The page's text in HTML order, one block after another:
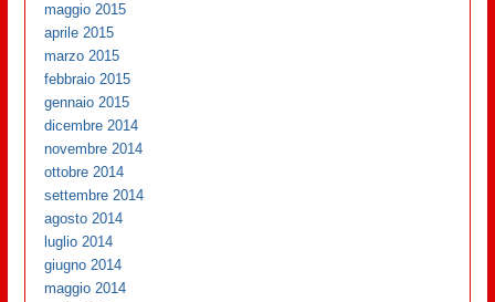
maggio 2015
aprile 2015
marzo 2015
febbraio 2015
gennaio 2015
dicembre 2014
novembre 2014
ottobre 2014
settembre 2014
agosto 2014
luglio 2014
giugno 2014
maggio 2014